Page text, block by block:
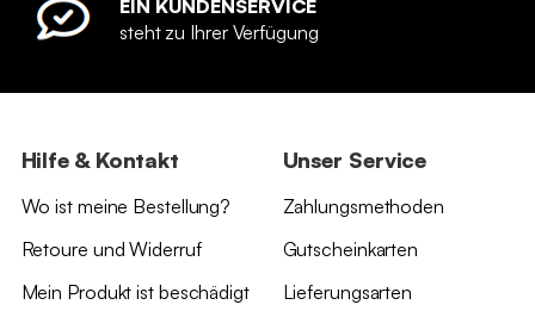
EIN KUNDENSERVICE
steht zu Ihrer Verfügung
Hilfe & Kontakt
Wo ist meine Bestellung?
Retoure und Widerruf
Mein Produkt ist beschädigt
Unser Service
Zahlungsmethoden
Gutscheinkarten
Lieferungsarten